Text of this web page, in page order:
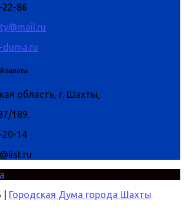
22-86
duma.ru
палаты
область, г. Шахты,
189.
20-14
Городская Дума города Шахты